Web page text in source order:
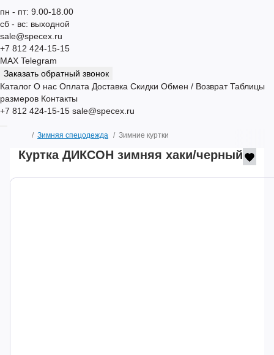
пн - пт: 9.00-18.00
сб - вс: выходной
sale@specex.ru
+7 812 424-15-15
MAX Telegram
Заказать обратный звонок
Каталог О нас Оплата Доставка Скидки Обмен / Возврат Таблицы
размеров Контакты
+7 812 424-15-15 sale@specex.ru
Зимняя спецодежда Зимние куртки
Куртка ДИКСОН зимняя хаки/черный